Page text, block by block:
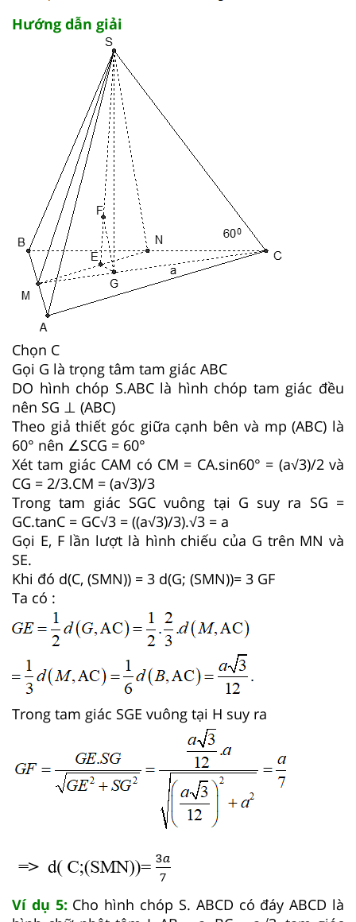
Hướng dẫn giải
Chọn C
Gọi G là trọng tâm tam giác ABC
DO hình chóp S.ABC là hình chóp tam giác đều
nên SG ⊥ (ABC)
Theo giả thiết góc giữa cạnh bên và mp (ABC) là
60° nên ∠SCG = 60°
Xét tam giác CAM có CM = CA.sin60° = (a√3)/2 và
CG = 2/3.CM = (a√3)/3
Trong tam giác SGC vuông tại G suy ra SG =
GC.tanC = GC√3 = ((a√3)/3).√3 = a
Gọi E, F lần lượt là hình chiếu của G trên MN và
SE.
Khi đó d(C, (SMN)) = 3 d(G; (SMN))= 3 GF
Ta có :
Trong tam giác SGE vuông tại H suy ra
Ví dụ 5: Cho hình chóp S. ABCD có đáy ABCD là